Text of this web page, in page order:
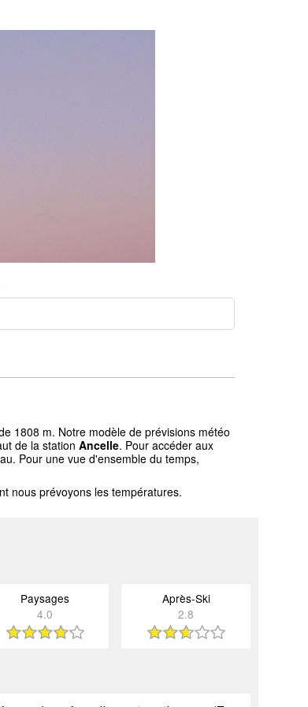
1808 m. Notre modèle de prévisions météo
de la station Ancelle. Pour accéder aux
Pour une vue d'ensemble du temps,
nous prévoyons les températures.
Paysages
4.0
Après-Ski
2.8